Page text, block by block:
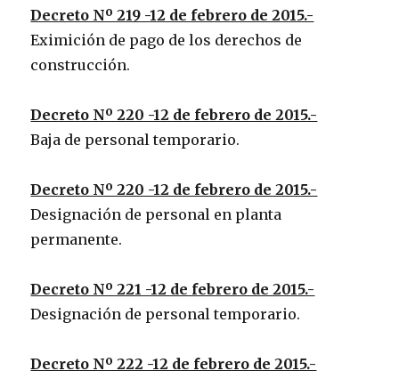
Decreto Nº 219 -12 de febrero de 2015.-
Eximición de pago de los derechos de
construcción.
Decreto Nº 220 -12 de febrero de 2015.-
Baja de personal temporario.
Decreto Nº 220 -12 de febrero de 2015.-
Designación de personal en planta
permanente.
Decreto Nº 221 -12 de febrero de 2015.-
Designación de personal temporario.
Decreto Nº 222 -12 de febrero de 2015.-